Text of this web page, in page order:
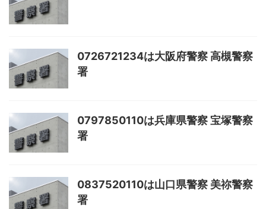
0726721234は大阪府警察 高槻警察
署
0797850110は兵庫県警察 宝塚警察
署
0837520110は山口県警察 美祢警察
署